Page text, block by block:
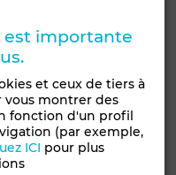
importante
et ceux de tiers à
vous montrer des
fonction d'un profil
(par exemple,
ICI pour plus